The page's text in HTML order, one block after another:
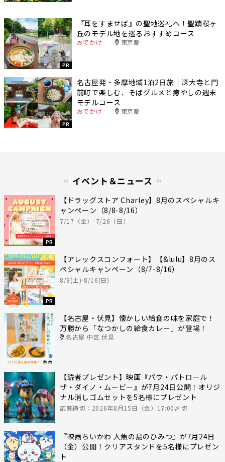
PR
『耳をすませば』の聖地巡礼へ！聖蹟桜ヶ
丘のモデル地を巡るおすすめコース
おでかけ 東京都
PR
名古屋発・多摩地域1泊2日旅｜深大寺と門
前町で楽しむ、そばグルメと癒やしの週末
モデルコース
おでかけ 東京都
イベント＆ニュース
PR
【ドラッグストア Charley】8月のスペシャルキ
ャンペーン（8/8-8/16）
7/17（金）-7/26（日）
PR
【アレックスコンフォート】【&lulu】8月のス
ペシャルキャンペーン（8/7-8/16）
8/8(土)-8/16(日)
【名古屋・伏見】懐かしい給食の味を家庭で！
万勝から「なつかしの給食カレー」が登場！
名古屋 中区 伏見
【読者プレゼント】映画『パウ・パトロール
ザ・ダイノ・ムービー』が7月24日公開！オリジ
ナル消しゴムセットを5名様にプレゼント
応募締切：2026年8月15日（金）17:00〆切
『映画ちいかわ 人魚の島のひみつ』が7月24日
（金）公開！クリアスタンドを5名様にプレゼン
ト